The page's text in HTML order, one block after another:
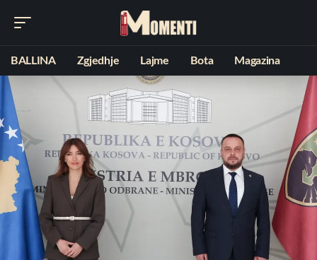
BALLINA Zgjedhje Lajme Bota Magazina